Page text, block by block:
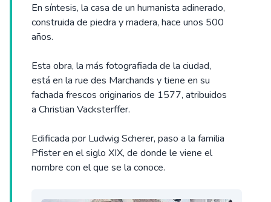
En síntesis, la casa de un humanista adinerado,
construida de piedra y madera, hace unos 500
años.
Esta obra, la más fotografiada de la ciudad,
está en la rue des Marchands y tiene en su
fachada frescos originarios de 1577, atribuidos
a Christian Vacksterffer.
Edificada por Ludwig Scherer, paso a la familia
Pfister en el siglo XIX, de donde le viene el
nombre con el que se la conoce.